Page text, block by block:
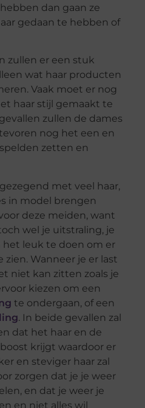
dan gaan ze
gedaan te hebben of
zullen er een stuk
wat haar producten
Vaak moet er nog
haar stijl gemaakt te
zullen de dames
nog het een en
zetten en
met veel haar,
in model brengen
deze meiden, want
wel je uitstraling, je
leuk te doen om er
Wanneer je er last
niet kan zitten zoals je
kiezen om een
te ondergaan, of een
. In beide gevallen zal
dat het haar en de
krijgt waardoor er
en steviger haar zal
zorgen dat je je weer
en dat je weer je
en niet alles wil